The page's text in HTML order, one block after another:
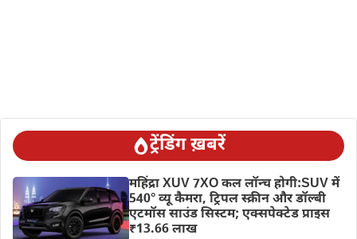
ट्रेंडिंग ख़बरें
महिंद्रा XUV 7XO कल लॉन्च होगी:SUV में
540° व्यू कैमरा, ट्रिपल स्क्रीन और डॉल्बी
एटमॉस साउंड सिस्टम; एक्सपेक्टेड प्राइस
₹13.66 लाख